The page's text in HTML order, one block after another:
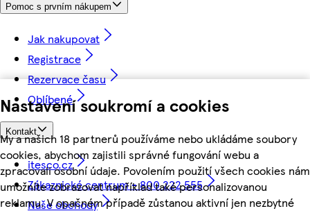
Nastavení soukromí a cookies
My a našich 18 partnerů používáme nebo ukládáme soubory
cookies, abychom zajistili správné fungování webu a
zpracovali osobní údaje. Povolením použití všech cookies nám
umožníte zobrazovat například také personalizovanou
reklamu. V opačném případě zůstanou aktivní jen nezbytné
Pomoc s prvním nákupem
Jak nakupovat
Registrace
Rezervace času
Oblíbené
Kontakt
itesco.cz
Zákaznické centrum - 800 222 555
Naše obchody